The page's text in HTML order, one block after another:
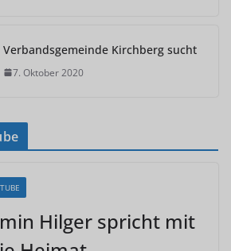
Verbandsgemeinde Kirchberg sucht
7. Oktober 2020
Hilger spricht mit